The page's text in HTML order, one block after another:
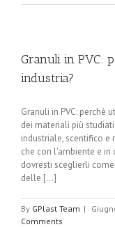
Granuli in PVC:
industria?
Granuli in PVC: perchè
dei materiali più
industriale, scentifico
che con l'ambiente e
dovresti sceglierli
delle [...]
By GPlast Team |
Comments